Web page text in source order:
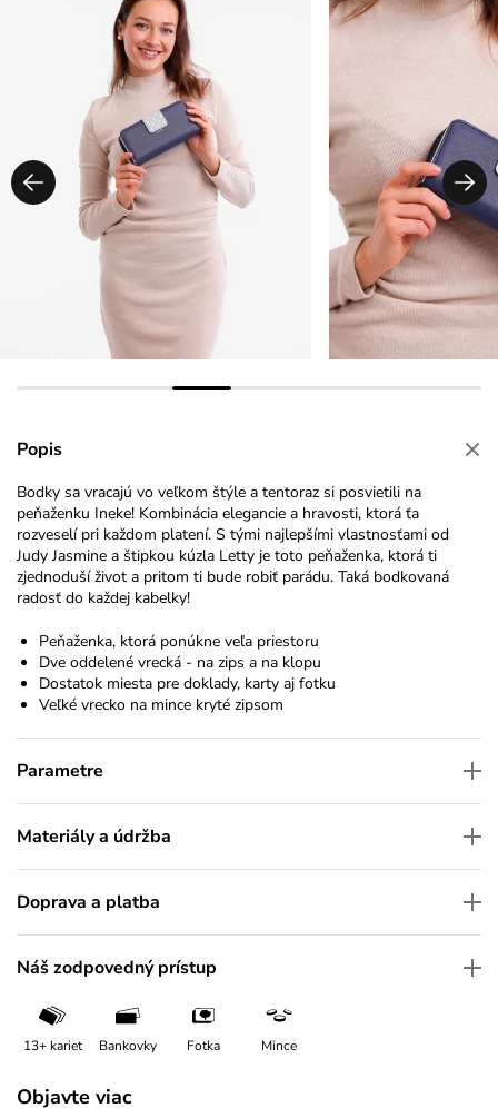
Popis
Bodky sa vracajú vo veľkom štýle a tentoraz si posvietili na
peňaženku Ineke! Kombinácia elegancie a hravosti, ktorá ťa
rozveselí pri každom platení. S tými najlepšími vlastnosťami od
Judy Jasmine a štipkou kúzla Letty je toto peňaženka, ktorá ti
zjednoduší život a pritom ti bude robiť parádu. Taká bodkovaná
radosť do každej kabelky!
Peňaženka, ktorá ponúkne veľa priestoru
Dve oddelené vrecká - na zips a na klopu
Dostatok miesta pre doklady, karty aj fotku
Veľké vrecko na mince kryté zipsom
Parametre
Materiály a údržba
Doprava a platba
Náš zodpovedný prístup
13+ kariet Bankovky Fotka Mince
Objavte viac